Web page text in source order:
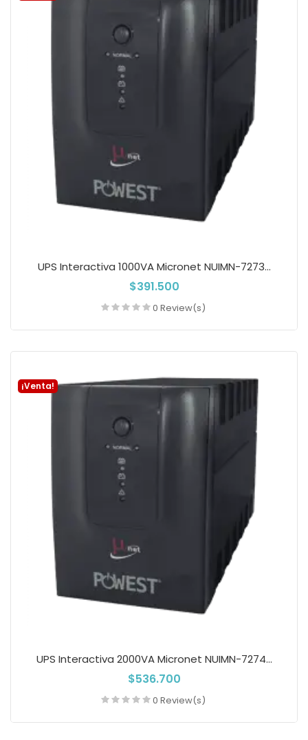
UPS Interactiva 1000VA Micronet NUIMN-7273...
$391.500
0 Review(s)
¡Venta!
UPS Interactiva 2000VA Micronet NUIMN-7274...
$536.700
0 Review(s)